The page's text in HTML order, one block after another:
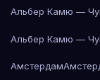
Альбер Камю —
Альбер Камю —
Амстердам